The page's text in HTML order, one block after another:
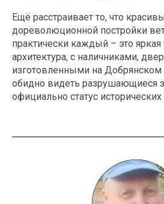
Ещё расстраивает то, что
дореволюционной постройки
практически каждый – это яркая
архитектура, с наличниками,
изготовленными на Добрянском
обидно видеть разрушающиеся
официально статус